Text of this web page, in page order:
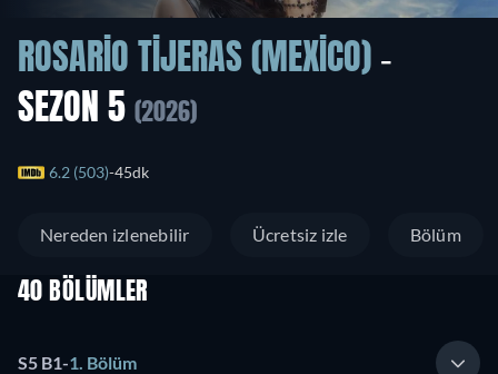
ROSARIO TIJERAS (MEXICO) -
SEZON 5 (2026)
6.2 (503) 45dk
Nereden izlenebilir Ücretsiz izle Bölüm
40 BÖLÜMLER
S5 B1-1. Bölüm